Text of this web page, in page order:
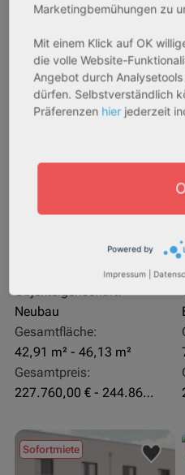
AfA Degressive 5,00 %
Rendite:
Pflegeapartment
Objekteigenschaft:
Neubau
Gesamtfläche:
42,91 m² - 46,13 m²
Gesamtpreis:
227.760,00 € - 244.860,00 €
Sofortmiete
Marketingbemühungen zu
Mit einem Klick auf OK
die volle Website-
Angebot durch
dürfen. Selbstverständlich
Präferenzen hier jederzeit
Powered by
Impressum